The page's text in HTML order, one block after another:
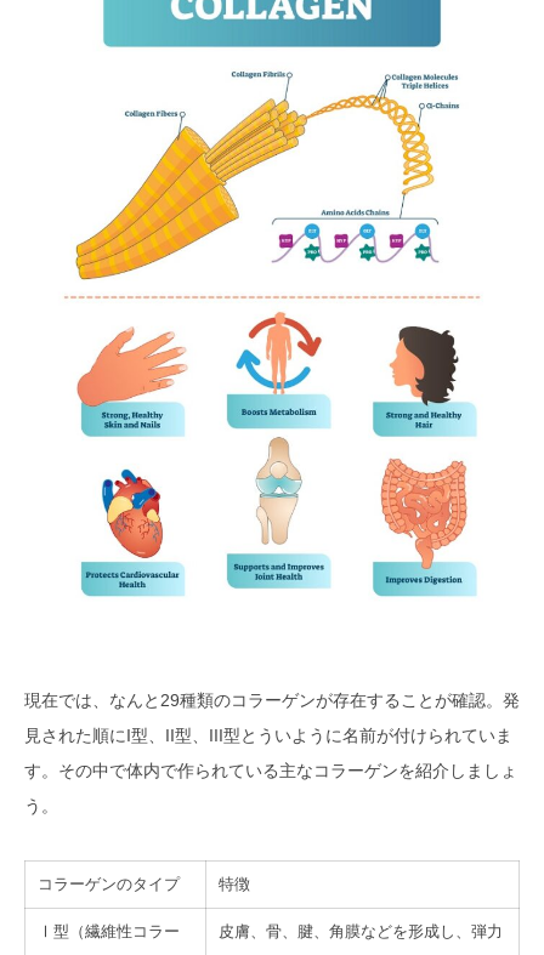
現在では、なんと29種類のコラーゲンが存在することが確認。発
見された順にI型、II型、III型とういように名前が付けられていま
す。その中で体内で作られている主なコラーゲンを紹介しましょ
う。
コラーゲンのタイプ 特徴
Ⅰ型（繊維性コラー
皮膚、骨、腱、角膜などを形成し、弾力